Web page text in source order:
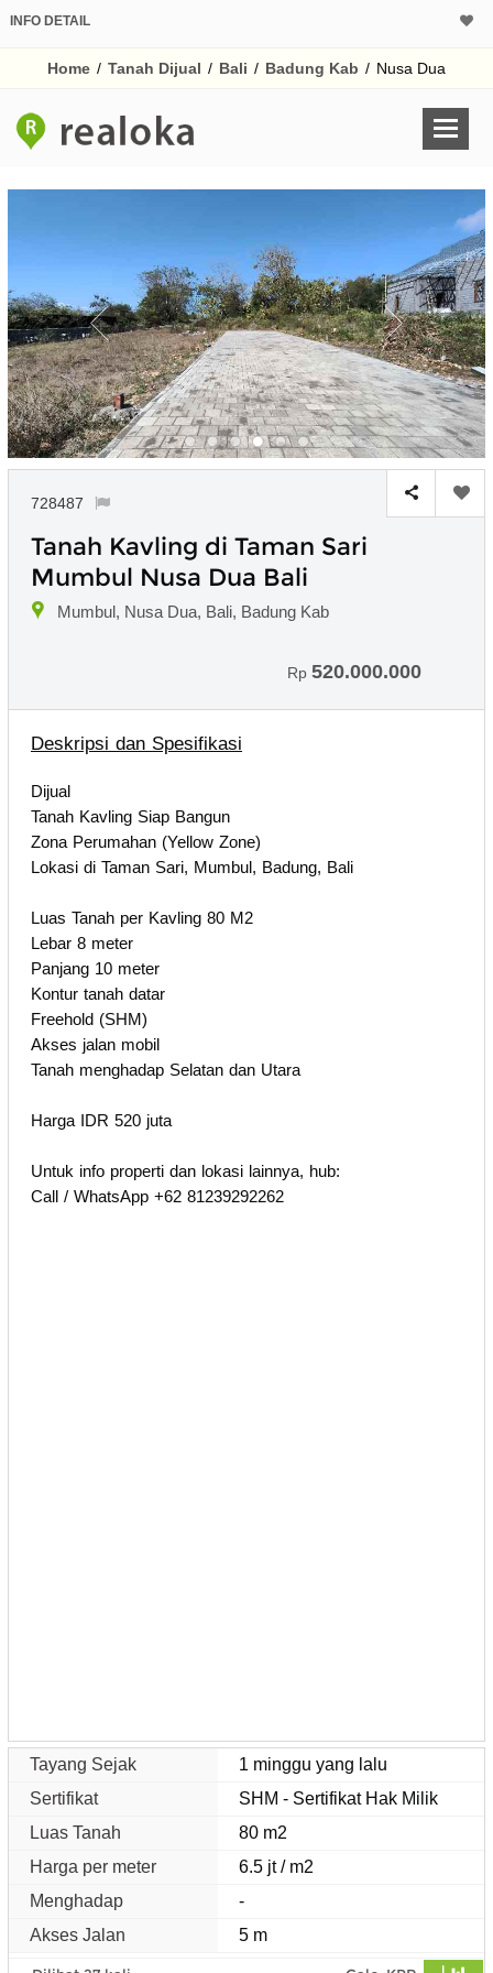
INFO DETAIL
Home / Tanah Dijual / Bali / Badung Kab / Nusa Dua
728487
Tanah Kavling di Taman Sari
Mumbul Nusa Dua Bali
Mumbul, Nusa Dua, Bali, Badung Kab
Rp 520.000.000
Deskripsi dan Spesifikasi
Dijual
Tanah Kavling Siap Bangun
Zona Perumahan (Yellow Zone)
Lokasi di Taman Sari, Mumbul, Badung, Bali
Luas Tanah per Kavling 80 M2
Lebar 8 meter
Panjang 10 meter
Kontur tanah datar
Freehold (SHM)
Akses jalan mobil
Tanah menghadap Selatan dan Utara
Harga IDR 520 juta
Untuk info properti dan lokasi lainnya, hub:
Call / WhatsApp +62 81239292262
Tayang Sejak
1 minggu yang lalu
Sertifikat
SHM - Sertifikat Hak Milik
Luas Tanah
80 m2
Harga per meter
6.5 jt / m2
Menghadap
-
Akses Jalan
5 m
Untuk hasil simulasi
pada kotak-
Simpan